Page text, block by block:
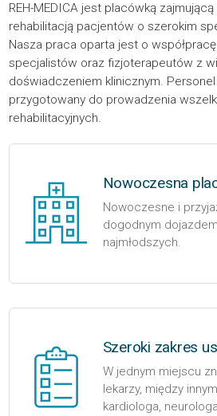
REH-MEDICA jest placówką
rehabilitacją pacjentów o szerokim
Nasza praca oparta jest o
specjalistów oraz fizjoterapeutów z
doświadczeniem klinicznym.
przygotowany do prowadzenia
rehabilitacyjnych.
Nowoczesna
Nowoczesne i
dogodnym
najmłodszych.
Szeroki zakres
W jednym miejscu
lekarzy, między
kardiologa,